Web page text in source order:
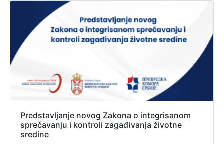
Predstavljanje novog Zakona o integrisanom
sprečavanju i kontroli zagađivanja životne
sredine